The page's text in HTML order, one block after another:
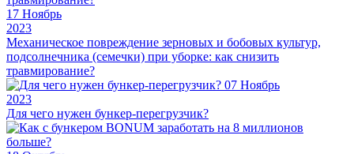
17 Ноябрь
2023
Механическое повреждение зерновых и бобовых культур,
подсолнечника (семечки) при уборке: как снизить
травмирование?
07 Ноябрь
2023
Для чего нужен бункер-перегрузчик?